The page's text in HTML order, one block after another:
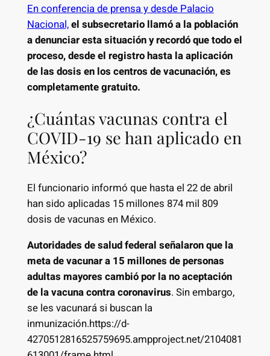
En conferencia de prensa y desde Palacio
Nacional,el subsecretario llamó a la población
a denunciar esta situación y recordó que todo el
proceso, desde el registro hasta la aplicación
de las dosis en los centros de vacunación, es
completamente gratuito.
¿Cuántas vacunas contra el
COVID-19 se han aplicado en
México?
El funcionario informó que hasta el 22 de abril
han sido aplicadas 15 millones 874 mil 809
dosis de vacunas en México.
Autoridades de salud federal señalaron que la
meta de vacunar a 15 millones de personas
adultas mayores cambió por la no aceptación
de la vacuna contra coronavirus. Sin embargo,
se les vacunará si buscan la
inmunización.https://d-
4270512816525759695.ampproject.net/2104081